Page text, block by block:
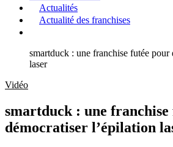
Actualités
Actualité des franchises
smartduck : une franchise futée pour
laser
Vidéo
smartduck : une
démocratiser l’épilation